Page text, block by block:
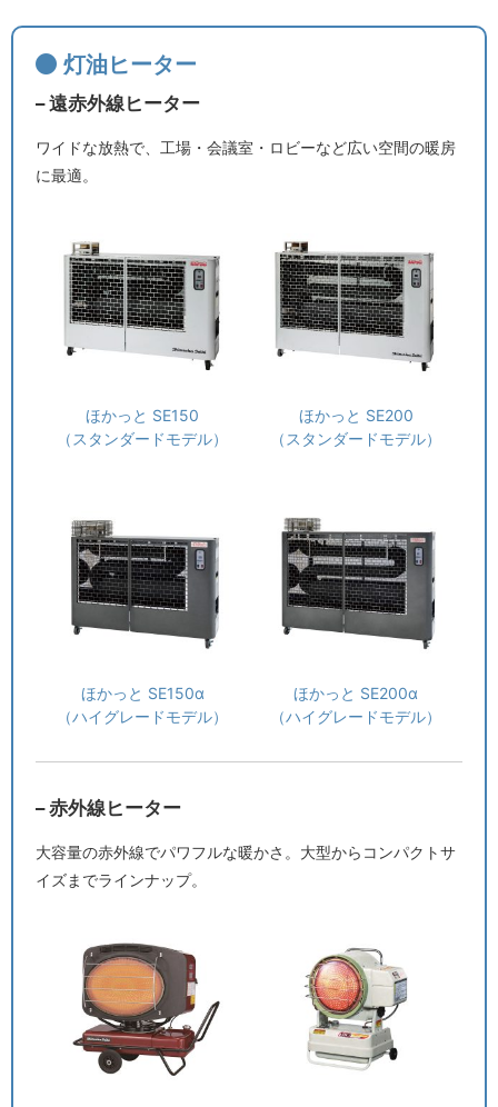
灯油ヒーター
– 遠赤外線ヒーター
ワイドな放熱で、工場・会議室・ロビーなど広い空間の暖房
に最適。
ほかっと SE150
（スタンダードモデル）
ほかっと SE200
（スタンダードモデル）
ほかっと SE150α
（ハイグレードモデル）
ほかっと SE200α
（ハイグレードモデル）
– 赤外線ヒーター
大容量の赤外線でパワフルな暖かさ。大型からコンパクトサ
イズまでラインナップ。